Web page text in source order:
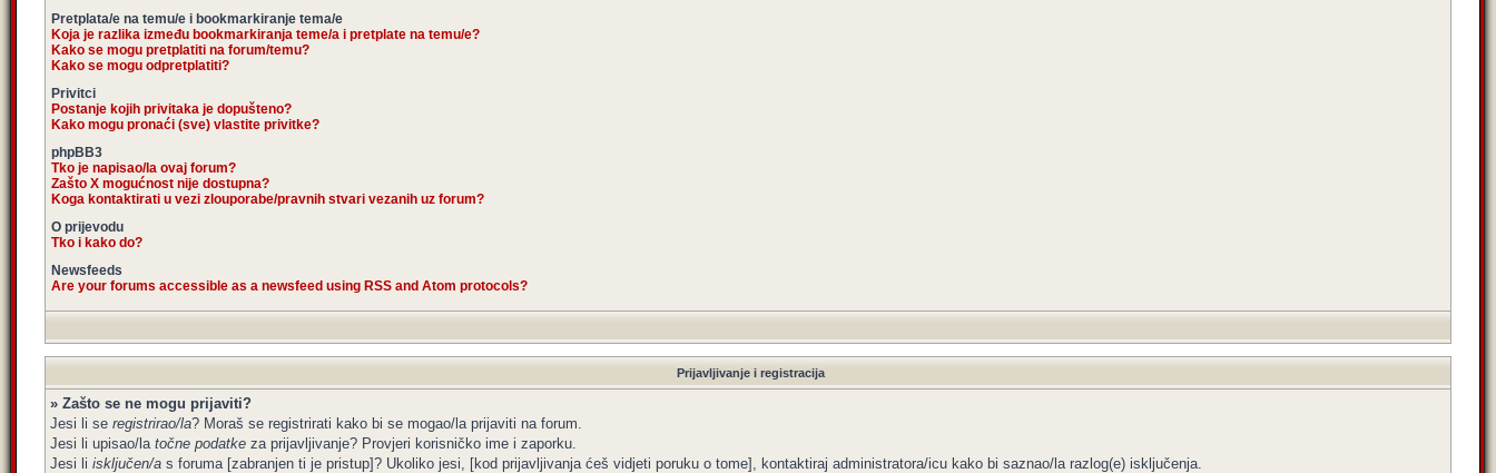
Pretplata/e na temu/e i bookmarkiranje tema/e
Koja je razlika između bookmarkiranja teme/a i pretplate na temu/e?
Kako se mogu pretplatiti na forum/temu?
Kako se mogu odpretplatiti?
Privitci
Postanje kojih privitaka je dopušteno?
Kako mogu pronaći (sve) vlastite privitke?
phpBB3
Tko je napisao/la ovaj forum?
Zašto X mogućnost nije dostupna?
Koga kontaktirati u vezi zlouporabe/pravnih stvari vezanih uz forum?
O prijevodu
Tko i kako do?
Newsfeeds
Are your forums accessible as a newsfeed using RSS and Atom protocols?
Prijavljivanje i registracija
» Zašto se ne mogu prijaviti?
Jesi li se registrirao/la? Moraš se registrirati kako bi se mogao/la prijaviti na forum.
Jesi li upisao/la točne podatke za prijavljivanje? Provjeri korisničko ime i zaporku.
Jesi li isključen/a s foruma [zabranjen ti je pristup]? Ukoliko jesi, [kod prijavljivanja ćeš vidjeti poruku o tome], kontaktiraj administratora/icu kako bi saznao/la razlog(e) isključenja.